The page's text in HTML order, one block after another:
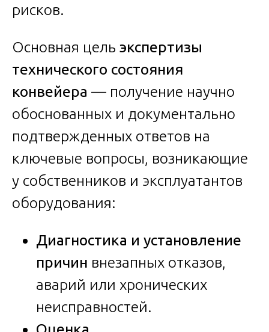
рисков.
Основная цель экспертизы
технического состояния
конвейера — получение научно
обоснованных и документально
подтвержденных ответов на
ключевые вопросы, возникающие
у собственников и эксплуатантов
оборудования:
Диагностика и установление
причин внезапных отказов,
аварий или хронических
неисправностей.